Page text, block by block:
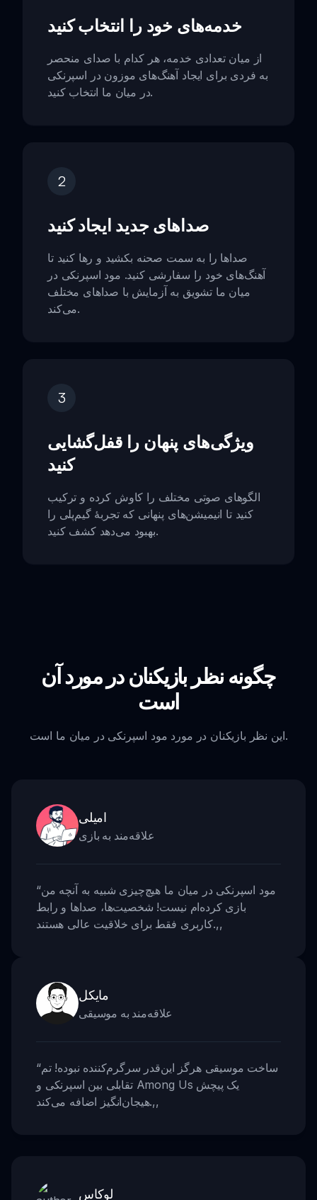
خدمه‌های خود را انتخاب کنید
از میان تعدادی خدمه، هر کدام با صدای منحصر
به فردی برای ایجاد آهنگ‌های موزون در اسپرنکی
در میان ما انتخاب کنید.
2
صداهای جدید ایجاد کنید
صداها را به سمت صحنه بکشید و رها کنید تا
آهنگ‌های خود را سفارشی کنید. مود اسپرنکی در
میان ما تشویق به آزمایش با صداهای مختلف
می‌کند.
3
ویژگی‌های پنهان را قفل‌گشایی
کنید
الگوهای صوتی مختلف را کاوش کرده و ترکیب
کنید تا انیمیشن‌های پنهانی که تجربهٔ گیم‌پلی را
بهبود می‌دهد کشف کنید.
چگونه نظر بازیکنان در مورد آن
است
این نظر بازیکنان در مورد مود اسپرنکی در میان ما است.
امیلی
علاقه‌مند به بازی
“مود اسپرنکی در میان ما هیچ‌چیزی شبیه به آنچه من
بازی کرده‌ام نیست! شخصیت‌ها، صداها و رابط
کاربری فقط برای خلاقیت عالی هستند.,,
مایکل
علاقه‌مند به موسیقی
“ساخت موسیقی هرگز این‌قدر سرگرم‌کننده نبوده! تم
تقابلی بین اسپرنکی و Among Us یک پیچش
هیجان‌انگیز اضافه می‌کند.,,
لوکاس